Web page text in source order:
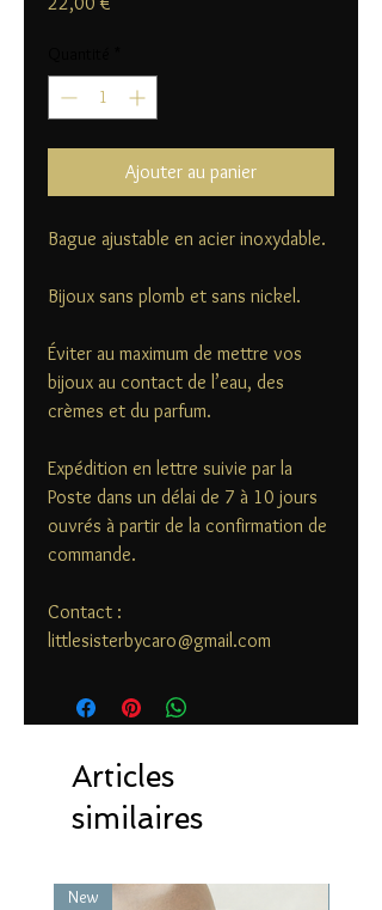
Ajouter au panier
Bague ajustable en acier inoxydable.
Bijoux sans plomb et sans nickel.
Éviter au maximum de mettre vos
bijoux au contact de l’eau, des
crèmes et du parfum.
Expédition en lettre suivie par la
Poste dans un délai de 7 à 10 jours
ouvrés à partir de la confirmation de
commande.
Contact :
littlesisterbycaro@gmail.com
Articles
similaires
New